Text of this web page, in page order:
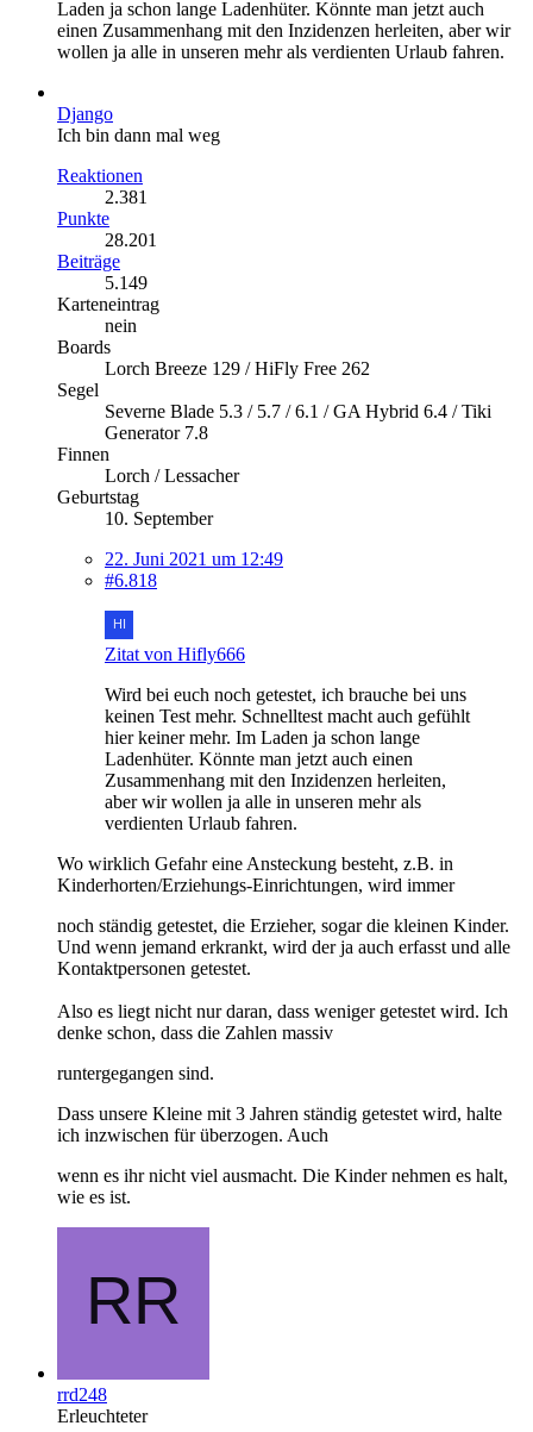
Laden ja schon lange Ladenhüter. Könnte man jetzt auch
einen Zusammenhang mit den Inzidenzen herleiten, aber wir
wollen ja alle in unseren mehr als verdienten Urlaub fahren.
Django
Ich bin dann mal weg
Reaktionen
2.381
Punkte
28.201
Beiträge
5.149
Karteneintrag
nein
Boards
Lorch Breeze 129 / HiFly Free 262
Segel
Severne Blade 5.3 / 5.7 / 6.1 / GA Hybrid 6.4 / Tiki
Generator 7.8
Finnen
Lorch / Lessacher
Geburtstag
10. September
22. Juni 2021 um 12:49
#6.818
Zitat von Hifly666
Wird bei euch noch getestet, ich brauche bei uns
keinen Test mehr. Schnelltest macht auch gefühlt
hier keiner mehr. Im Laden ja schon lange
Ladenhüter. Könnte man jetzt auch einen
Zusammenhang mit den Inzidenzen herleiten,
aber wir wollen ja alle in unseren mehr als
verdienten Urlaub fahren.
Wo wirklich Gefahr eine Ansteckung besteht, z.B. in
Kinderhorten/Erziehungs-Einrichtungen, wird immer
noch ständig getestet, die Erzieher, sogar die kleinen Kinder.
Und wenn jemand erkrankt, wird der ja auch erfasst und alle
Kontaktpersonen getestet.
Also es liegt nicht nur daran, dass weniger getestet wird. Ich
denke schon, dass die Zahlen massiv
runtergegangen sind.
Dass unsere Kleine mit 3 Jahren ständig getestet wird, halte
ich inzwischen für überzogen. Auch
wenn es ihr nicht viel ausmacht. Die Kinder nehmen es halt,
wie es ist.
rrd248
Erleuchteter